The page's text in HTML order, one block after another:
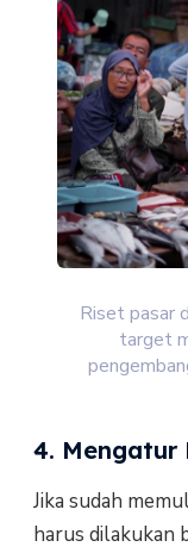
Riset pasar
target
4. Mengatur
Jika sudah
harus dilakukan